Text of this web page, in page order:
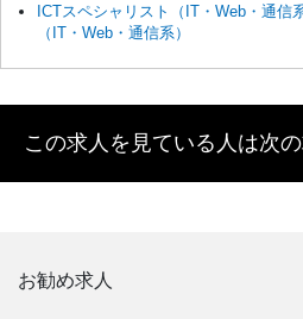
ICTスペシャリスト（IT・Web・通信
（IT・Web・通信系）
この求人を見ている人は次
お勧め求人